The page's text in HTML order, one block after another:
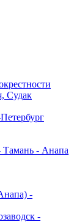
Судак
Тамань - Анапа
-
-